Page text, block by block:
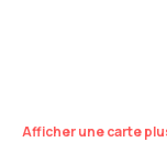
Afficher une carte